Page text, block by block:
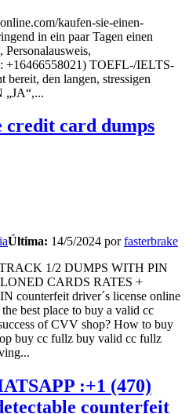
kaufen-sie-einen-
in ein paar Tagen einen
Personalausweis,
+16466558021) TOEFL-/IELTS-
den langen, stressigen
„JA“,...
credit card dumps
Última: 14/5/2024 porfasterbrake
1/2 DUMPS WITH PIN
CARDS RATES +
counterfeit driver´s license online
best place to buy a valid cc
of CVV shop? How to buy
buy cc fullz buy valid cc fullz
:+1 (470)
counterfeit